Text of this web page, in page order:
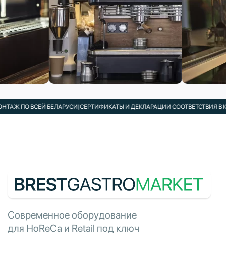
ПО ВСЕЙ БЕЛАРУСИ|СЕРТИФИКАТЫ И ДЕКЛАРАЦИИ СООТВЕТСТВИЯ В
Современное оборудование
для HoReCa и Retail под ключ